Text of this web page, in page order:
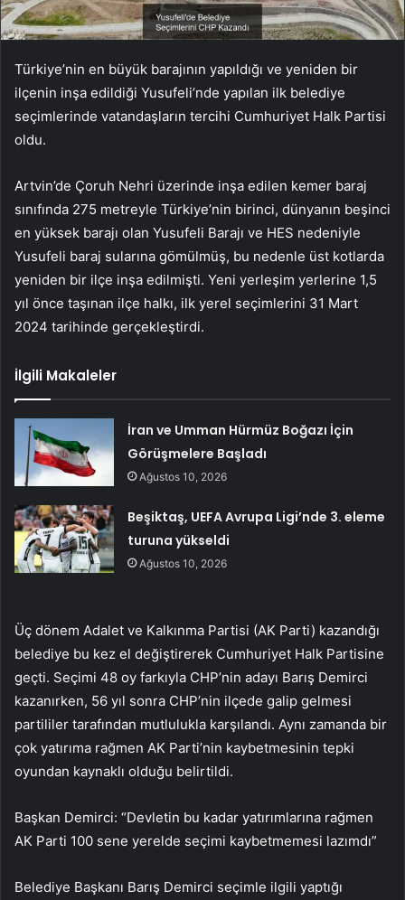
Türkiye’nin en büyük barajının yapıldığı ve yeniden bir
ilçenin inşa edildiği Yusufeli’nde yapılan ilk belediye
seçimlerinde vatandaşların tercihi Cumhuriyet Halk Partisi
oldu.
Artvin’de Çoruh Nehri üzerinde inşa edilen kemer baraj
sınıfında 275 metreyle Türkiye’nin birinci, dünyanın beşinci
en yüksek barajı olan Yusufeli Barajı ve HES nedeniyle
Yusufeli baraj sularına gömülmüş, bu nedenle üst kotlarda
yeniden bir ilçe inşa edilmişti. Yeni yerleşim yerlerine 1,5
yıl önce taşınan ilçe halkı, ilk yerel seçimlerini 31 Mart
2024 tarihinde gerçekleştirdi.
İlgili Makaleler
İran ve Umman Hürmüz Boğazı İçin
Görüşmelere Başladı
Ağustos 10, 2026
Beşiktaş, UEFA Avrupa Ligi’nde 3. eleme
turuna yükseldi
Ağustos 10, 2026
Üç dönem Adalet ve Kalkınma Partisi (AK Parti) kazandığı
belediye bu kez el değiştirerek Cumhuriyet Halk Partisine
geçti. Seçimi 48 oy farkıyla CHP’nin adayı Barış Demirci
kazanırken, 56 yıl sonra CHP’nin ilçede galip gelmesi
partililer tarafından mutlulukla karşılandı. Aynı zamanda bir
çok yatırıma rağmen AK Parti’nin kaybetmesinin tepki
oyundan kaynaklı olduğu belirtildi.
Başkan Demirci: “Devletin bu kadar yatırımlarına rağmen
AK Parti 100 sene yerelde seçimi kaybetmemesi lazımdı”
Belediye Başkanı Barış Demirci seçimle ilgili yaptığı